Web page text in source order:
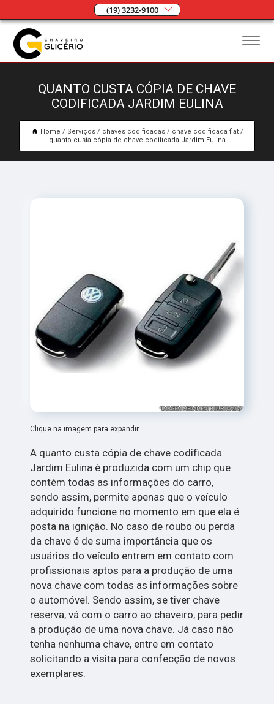
(19) 3232-9100
QUANTO CUSTA CÓPIA DE CHAVE
CODIFICADA JARDIM EULINA
Home Serviços chaves codificadas
chave codificada fiat
quanto custa cópia de chave codificada Jardim Eulina
Clique na imagem para expandir
A quanto custa cópia de chave codificada
Jardim Eulina é produzida com um chip que
contém todas as informações do carro,
sendo assim, permite apenas que o veículo
adquirido funcione no momento em que ela é
posta na ignição. No caso de roubo ou perda
da chave é de suma importância que os
usuários do veículo entrem em contato com
profissionais aptos para a produção de uma
nova chave com todas as informações sobre
o automóvel. Sendo assim, se tiver chave
reserva, vá com o carro ao chaveiro, para pedir
a produção de uma nova chave. Já caso não
tenha nenhuma chave, entre em contato
solicitando a visita para confecção de novos
exemplares.